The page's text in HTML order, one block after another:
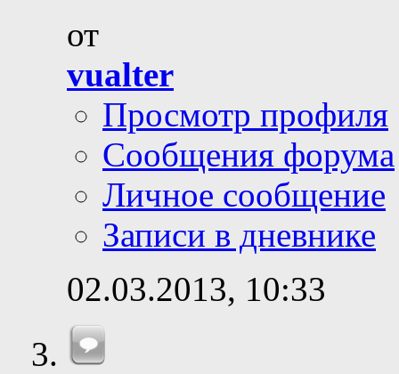
от
vualter
Просмотр профиля
Сообщения форума
Личное сообщение
Записи в дневнике
02.03.2013, 10:33